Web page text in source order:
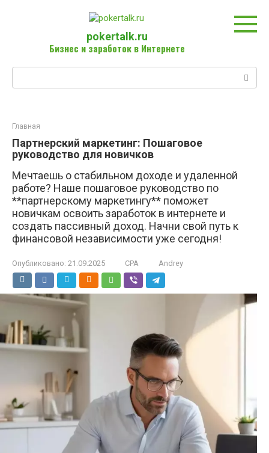
pokertalk.ru
Бизнес и заработок в Интернете
Главная
Партнерский маркетинг: Пошаговое
руководство для новичков
Мечтаешь о стабильном доходе и удаленной
работе? Наше пошаговое руководство по
**партнерскому маркетингу** поможет
новичкам освоить заработок в интернете и
создать пассивный доход. Начни свой путь к
финансовой независимости уже сегодня!
Опубликовано: 21.09.2025 CPA Andrey